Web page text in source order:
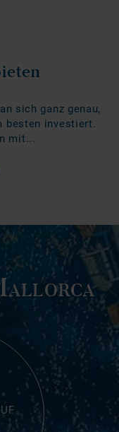
sich ganz genau,
besten investiert.
mit...